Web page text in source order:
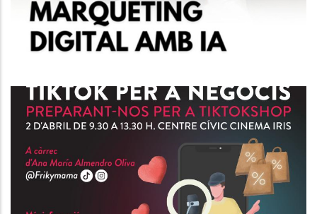
Curs D'Atenció Al Client I
Tècniques De Venda.
P. econòmica